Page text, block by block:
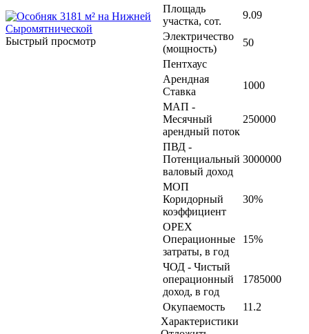
Быстрый просмотр
Площадь
участка, сот.
9.09
Электричество
(мощность)
50
Пентхаус
Арендная
Ставка
1000
МАП -
Месячный
арендный поток
250000
ПВД -
Потенциальный
валовый доход
3000000
МОП
Коридорный
коэффициент
30%
OPEX
Операционные
затраты, в год
15%
ЧОД - Чистый
операционный
доход, в год
1785000
Окупаемость
11.2
Характеристики